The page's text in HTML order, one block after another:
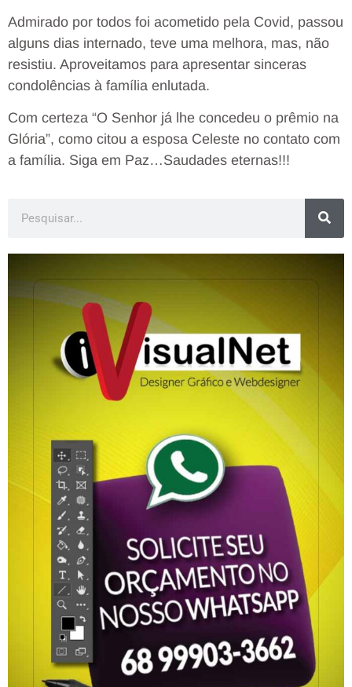
Admirado por todos foi acometido pela Covid, passou
alguns dias internado, teve uma melhora, mas, não
resistiu. Aproveitamos para apresentar sinceras
condolências à família enlutada.
Com certeza “O Senhor já lhe concedeu o prêmio na
Glória”, como citou a esposa Celeste no contato com
a família. Siga em Paz…Saudades eternas!!!